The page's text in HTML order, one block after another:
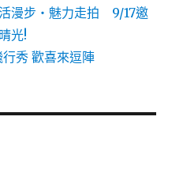
活漫步‧魅力走拍 9/17邀
光!
秀 歡喜來逗陣